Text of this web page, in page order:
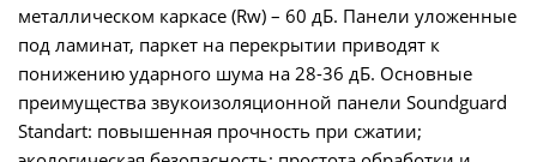
металлическом каркасе (Rw) – 60 дБ. Панели уложенные
под ламинат, паркет на перекрытии приводят к
понижению ударного шума на 28-36 дБ. Основные
преимущества звукоизоляционной панели Soundguard
Standart: повышенная прочность при сжатии;